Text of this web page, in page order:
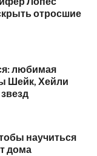
отросшие
любимая
Шейк, Хейли
научиться
дома